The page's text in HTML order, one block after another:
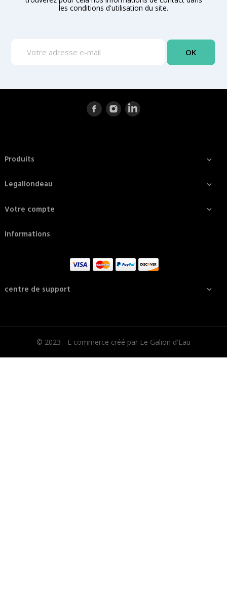
les conditions d'utilisation du site.
Produits 
Legaliondeau 
Votre compte 
Informations
centre de support 
© 2023 - E commerce créé par Le Galion d'Eau